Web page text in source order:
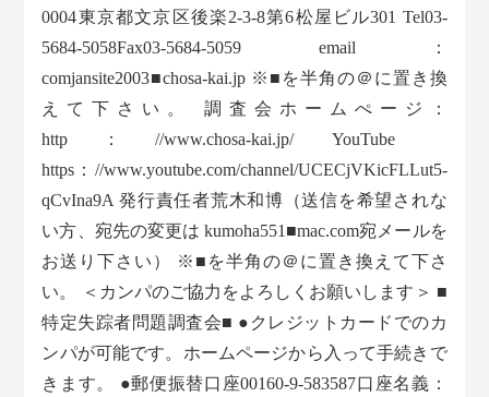
0004東京都文京区後楽2-3-8第6松屋ビル301 Tel03-
5684-5058Fax03-5684-5059 email：
comjansite2003■chosa-kai.jp ※■を半角の＠に置き換
えて下さい。 調査会ホームぺージ：
http：//www.chosa-kai.jp/ YouTube
https：//www.youtube.com/channel/UCECjVKicFLLut5-
qCvIna9A 発行責任者荒木和博（送信を希望されな
い方、宛先の変更は kumoha551■mac.com宛メールを
お送り下さい） ※■を半角の＠に置き換えて下さ
い。 ＜カンパのご協力をよろしくお願いします＞ ■
特定失踪者問題調査会■ ●クレジットカードでのカ
ンパが可能です。ホームページから入って手続きで
きます。 ●郵便振替口座00160-9-583587口座名義：